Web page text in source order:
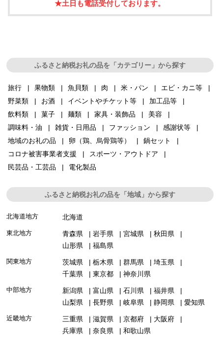
★土日も電話受付しております。
ふるさと納税お礼の品を「カテゴリー」から探す
旅行 果物類 魚貝類 肉 米・パン
エビ・カニ等
野菜類
お酒 イベントやチケット等
加工品等
飲料類
菓子 麺類 家具・装飾品
美容
調味料・油
雑貨・日用品 ファッション
感謝状等
地域のお礼の品
卵（鶏、烏骨鶏等）
鍋セット
コロナ被害事業者支援
スポーツ・アウトドア
民芸品・工芸品
電化製品
ふるさと納税お礼の品を「地域」から探す
北海道地方 北海道
東北地方 青森県 岩手県 宮城県
秋田県
山形県
福島県
関東地方 茨城県 栃木県 群馬県
埼玉県
千葉県
東京都 神奈川県
中部地方 新潟県 富山県 石川県
福井県
山梨県
長野県 岐阜県 静岡県 愛知県
近畿地方 三重県 滋賀県 京都府
大阪府
兵庫県
奈良県 和歌山県